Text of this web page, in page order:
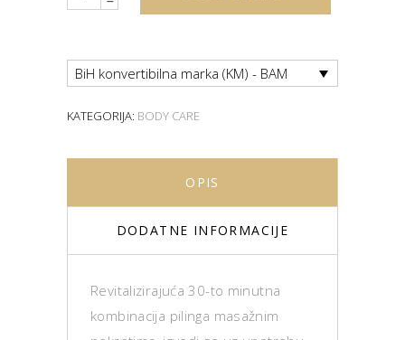
BiH konvertibilna marka (KM) - BAM
KATEGORIJA: BODY CARE
OPIS
DODATNE INFORMACIJE
Revitalizirajuća 30-to minutna
kombinacija pilinga masažnim